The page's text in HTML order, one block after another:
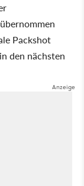
übernommen
Packshot
den nächsten